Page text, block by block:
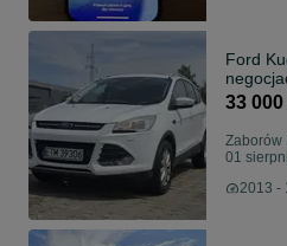
Ford
33 000
Zaborów II
01
2013 -